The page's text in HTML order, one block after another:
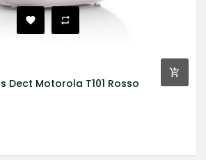
Dect Motorola T101 Rosso